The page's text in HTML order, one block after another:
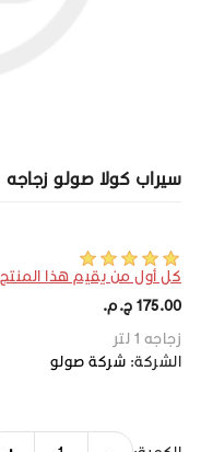
سيراب كولا صولو زجاجه
كل أول من يقيم هذا المنتج
175.00 ج.م.‏
زجاجه 1 لتر
الشركة: شركة صولو